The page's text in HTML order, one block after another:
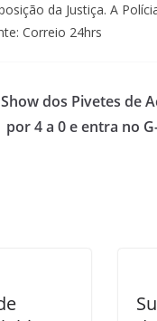
da Justiça. A
Correio 24hrs
Show dos Pivetes de
por 4 a 0 e entra no